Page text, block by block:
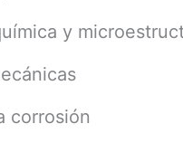
y
corrosión